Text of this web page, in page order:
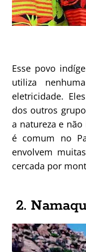
Esse povo
utiliza
eletricidade.
dos outros
a natureza e
é comum no
envolvem
cercada por
2.